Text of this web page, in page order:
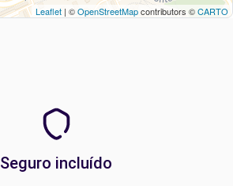
Leaflet | ©OpenStreetMapcontributors ©CARTO
Seguro incluído